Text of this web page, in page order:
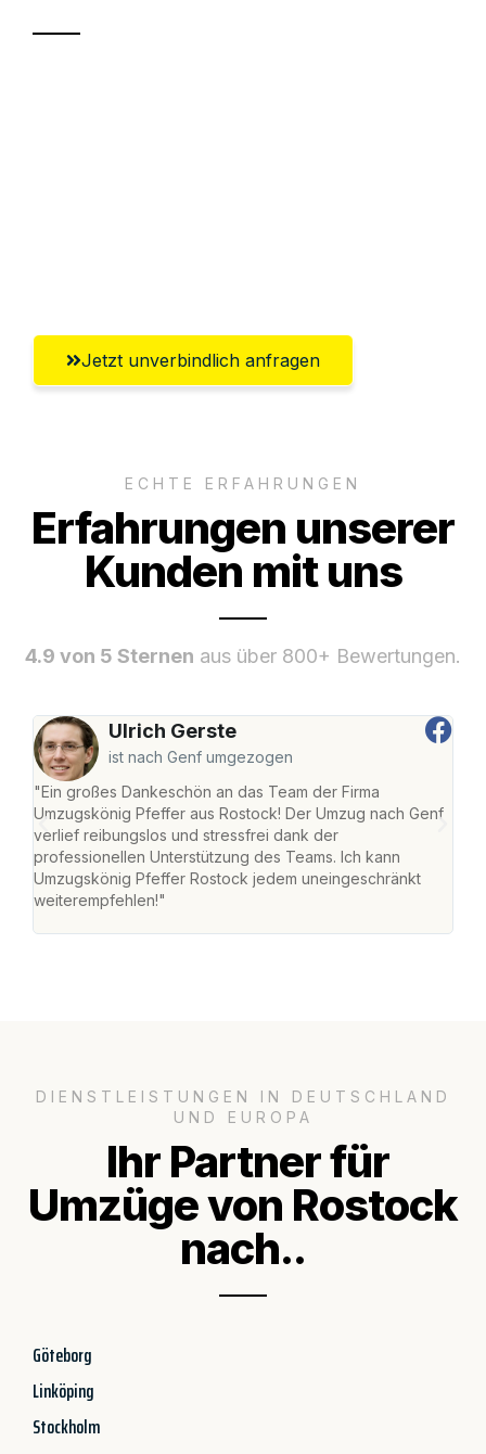
Jetzt unverbindlich anfragen
ECHTE ERFAHRUNGEN
Erfahrungen unserer
Kunden mit uns
4.9 von 5 Sternen aus über 800+ Bewertungen.
Ulrich Gerste
ist nach Genf umgezogen
"Ein großes Dankeschön an das Team der Firma
Umzugskönig Pfeffer aus Rostock! Der Umzug nach Genf
verlief reibungslos und stressfrei dank der
professionellen Unterstützung des Teams. Ich kann
Umzugskönig Pfeffer Rostock jedem uneingeschränkt
weiterempfehlen!"
DIENSTLEISTUNGEN IN DEUTSCHLAND
UND EUROPA
Ihr Partner für
Umzüge von Rostock
nach..
Göteborg
Linköping
Stockholm